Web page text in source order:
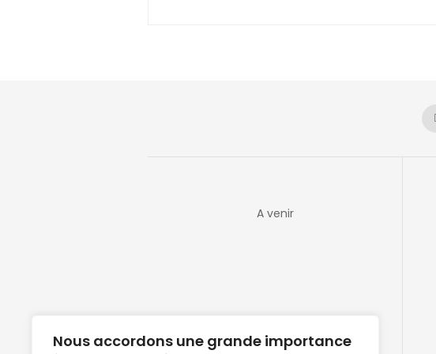
Nous accordons une grande importance
A venir